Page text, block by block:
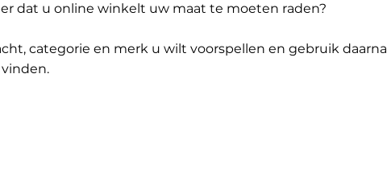
dat u online winkelt uw maat te moeten raden?
categorie en merk u wilt voorspellen en gebruik daarna